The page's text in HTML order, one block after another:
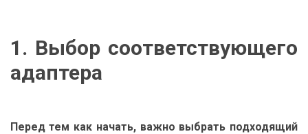
1. Выбор соответствующего
адаптера
Перед тем как начать, важно выбрать подходящий